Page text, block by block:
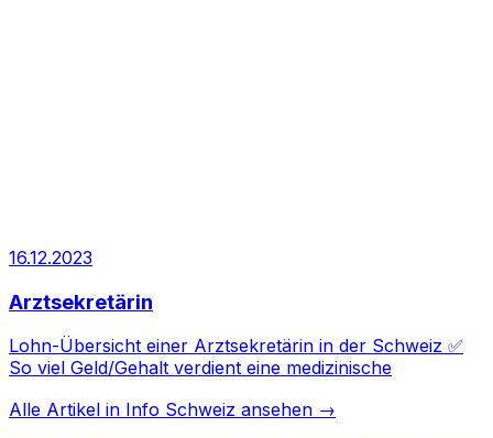
16.12.2023
Arztsekretärin
Lohn-Übersicht einer Arztsekretärin in der Schweiz ✅
So viel Geld/Gehalt verdient eine medizinische
Alle Artikel in Info Schweiz ansehen →